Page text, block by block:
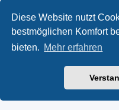
Diese Website nutzt
bestmöglichen Komfort
bieten. Mehr erfahren